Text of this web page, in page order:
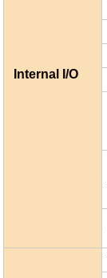
Internal I/O